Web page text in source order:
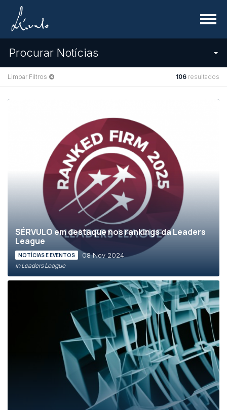
Menu
Procurar Notícias
Limpar Filtros 106 resultados
SÉRVULO em destaque nos rankings da Leaders
League
NOTÍCIAS E EVENTOS 08 Nov 2024
in Leaders League